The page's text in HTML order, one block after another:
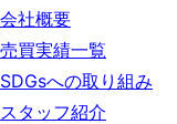
会社概要
売買実績一覧
SDGsへの取り組み
スタッフ紹介